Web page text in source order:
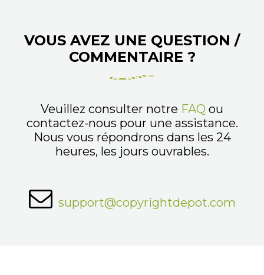
VOUS AVEZ UNE QUESTION /
COMMENTAIRE ?
Veuillez consulter notre FAQ ou
contactez-nous pour une assistance.
Nous vous répondrons dans les 24
heures, les jours ouvrables.
support@copyrightdepot.com